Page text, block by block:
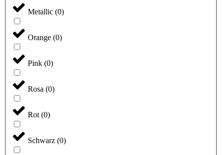
Metallic (0)
Orange (0)
Pink (0)
Rosa (0)
Rot (0)
Schwarz (0)